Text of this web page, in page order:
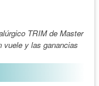
TRIM de Master
vuele y las ganancias